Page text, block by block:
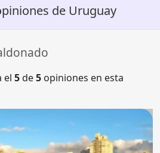
de Uruguay
el 5de5 opiniones en esta